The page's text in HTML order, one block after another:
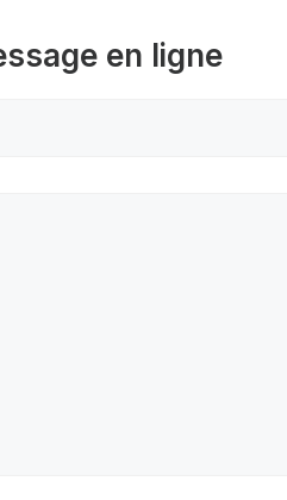
en ligne